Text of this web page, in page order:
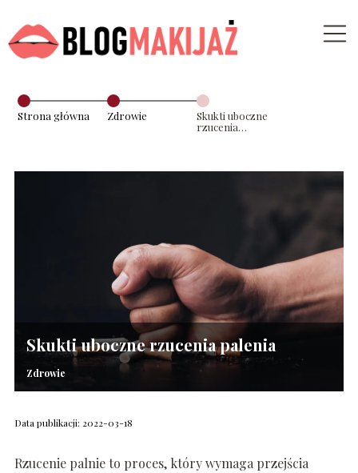
Strona główna Zdrowie
Skukti uboczne
rzucenia
Skukti uboczne rzucenia palenia
Zdrowie
Data publikacji: 2022-03-18
Rzucenie palnie to proces, który wymaga przejścia